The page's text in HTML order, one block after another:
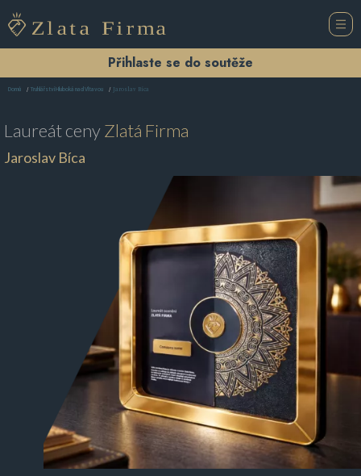
Přihlaste se do soutěže
Domů Truhlářství Hluboká nad Vltavou Jaroslav Bíca
Laureát cenyZlatá Firma
Jaroslav Bíca